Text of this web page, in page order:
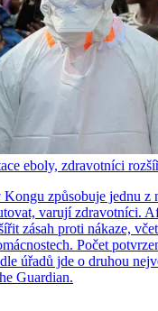
eboly, zdravotníci
způsobuje jednu z
varují zdravotníci.
zásah proti nákaze,
Počet
úřadů jde o druhou
Guardian.